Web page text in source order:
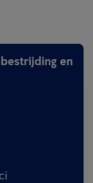
en